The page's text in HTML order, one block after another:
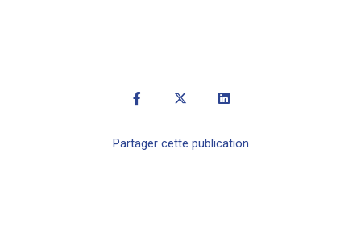
Partager cette publication